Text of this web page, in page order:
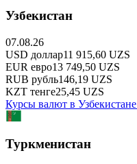
Узбекистан
07.08.26
USD доллар11 915,60 UZS
EUR евро13 749,50 UZS
RUB рубль146,19 UZS
KZT тенге25,45 UZS
Курсы валют в Узбекистане
Туркменистан